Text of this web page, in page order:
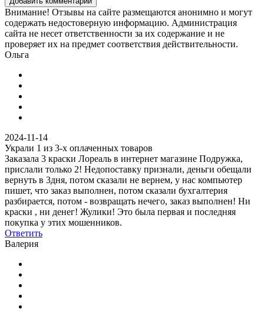
Внимание! Отзывы на сайте размещаются анонимно и могут
содержать недостоверную информацию. Администрация
сайта не несет ответственности за их содержание и не
проверяет их на предмет соответствия действительности.
Ольга
2024-11-14
Украли 1 из 3-х оплаченных товаров
Заказала 3 краски Лореаль в интернет магазине Подружка,
прислали только 2! Недопоставку признали, деньги обещали
вернуть в 3дня, потом сказали не вернем, у нас компьютер
пишет, что заказ выполнен, потом сказали бухгалтерия
разбирается, потом - возвращать нечего, заказ выполнен! Ни
краски , ни денег! Жулики! Это была первая и последняя
покупка у этих мошенников.
Ответить
Валерия